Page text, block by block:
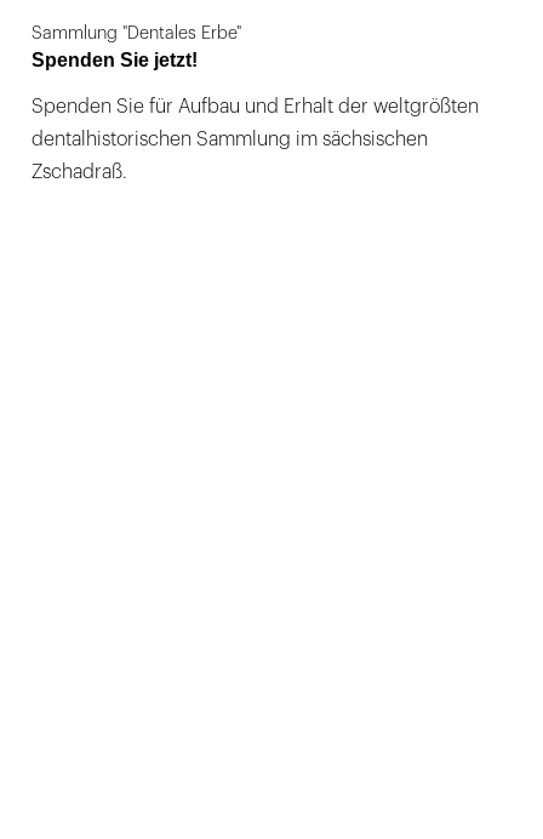
Sammlung "Dentales Erbe"
Spenden Sie jetzt!
Spenden Sie für Aufbau und Erhalt der weltgrößten
dentalhistorischen Sammlung im sächsischen
Zschadraß.